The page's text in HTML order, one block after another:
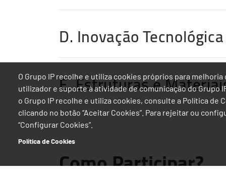
D. Inovação
E. Estruturas e
Como Participar?
O Grupo IP recolhe e utiliza cookies próprios para
utilizador e suporte à atividade de comunicação do Grupo
o Grupo IP recolhe e utiliza cookies, consulte a Política de
clicando no botão “Aceitar Cookies”. Para rejeitar ou
“Configurar Cookies”.
Política de Cookies